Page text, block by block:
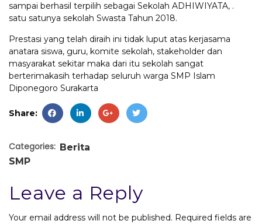
sampai berhasil terpilih sebagai Sekolah ADHIWIYATA, .
satu satunya sekolah Swasta Tahun 2018.
Prestasi yang telah diraih ini tidak luput atas kerjasama
anatara siswa, guru, komite sekolah, stakeholder dan
masyarakat sekitar maka dari itu sekolah sangat
berterimakasih terhadap seluruh warga SMP Islam
Diponegoro Surakarta
Share:
Categories: Berita
SMP
Leave a Reply
Your email address will not be published. Required fields are